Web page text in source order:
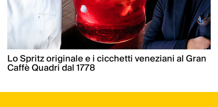
Lo Spritz originale e i cicchetti veneziani al Gran
Caffè Quadri dal 1778